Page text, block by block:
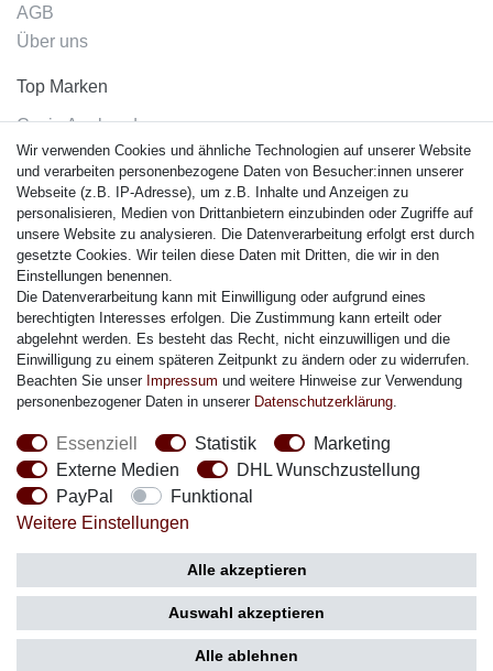
AGB
Über uns
Top Marken
Casio Armband
Festina Armband
Citizen Armband
M. Lacroix Armband
J. Lemans Armband
Uhrenarmbänder - Alle
Sicherheit
Social Media
Zahlung
Wir verwenden Cookies und ähnliche Technologien auf unserer Website
und verarbeiten personenbezogene Daten von Besucher:innen unserer
Webseite (z.B. IP-Adresse), um z.B. Inhalte und Anzeigen zu
personalisieren, Medien von Drittanbietern einzubinden oder Zugriffe auf
unsere Website zu analysieren. Die Datenverarbeitung erfolgt erst durch
gesetzte Cookies. Wir teilen diese Daten mit Dritten, die wir in den
Einstellungen benennen.
Die Datenverarbeitung kann mit Einwilligung oder aufgrund eines
berechtigten Interesses erfolgen. Die Zustimmung kann erteilt oder
abgelehnt werden. Es besteht das Recht, nicht einzuwilligen und die
Einwilligung zu einem späteren Zeitpunkt zu ändern oder zu widerrufen.
Beachten Sie unser Impressum und weitere Hinweise zur Verwendung
personenbezogener Daten in unserer Daten­schutz­erklärung
Essenziell Statistik
Marketing
Externe Medien
DHL Wunschzustellung
PayPal
Funktional
Weitere Einstellungen
Alle akzeptieren
Auswahl akzeptieren
Alle ablehnen